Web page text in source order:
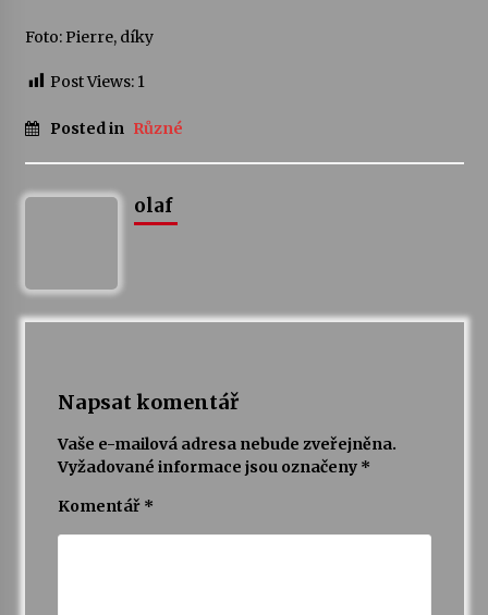
Foto: Pierre, díky
Post Views: 1
Posted in Různé
olaf
Napsat komentář
Vaše e-mailová adresa nebude zveřejněna.
Vyžadované informace jsou označeny *
Komentář *